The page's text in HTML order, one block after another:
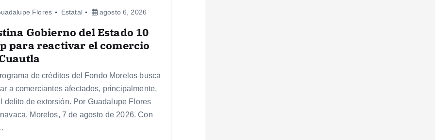
Flores Estatal agosto 6, 2026
Gobierno del Estado 10
para reactivar el comercio
de créditos del Fondo Morelos busca
a comerciantes afectados, principalmente,
delito de extorsión. Por Guadalupe Flores
Morelos, 7 de agosto de 2026. Con